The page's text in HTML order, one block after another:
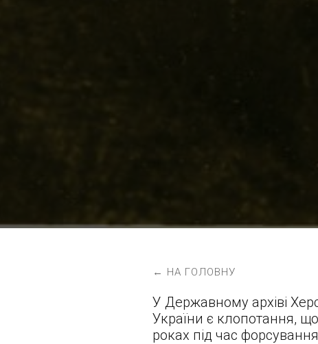
← НА ГОЛОВНУ
У Державному архіві
України є клопотання, що
роках під час